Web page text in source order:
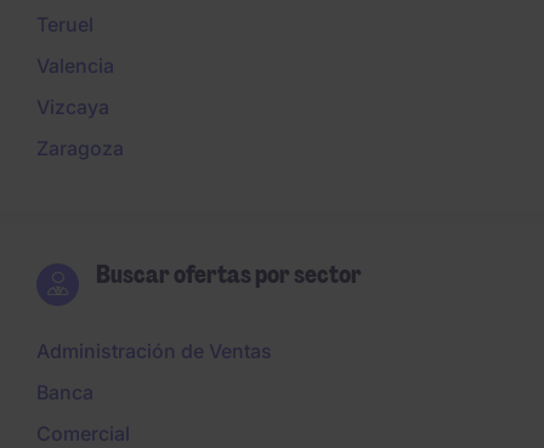
Teruel
Valencia
Vizcaya
Zaragoza
Buscar ofertas por sector
Administración de Ventas
Banca
Comercial